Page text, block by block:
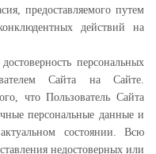
предоставляемого путем
действий на
персональных
Сайта на Сайте.
что Пользователь Сайта
персональные данные и
состоянии. Всю
недостоверных или